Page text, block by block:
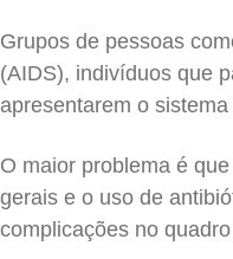
Grupos de pessoas
(AIDS), indivíduos que
apresentarem o
O maior problema é
gerais e o uso de
complicações no